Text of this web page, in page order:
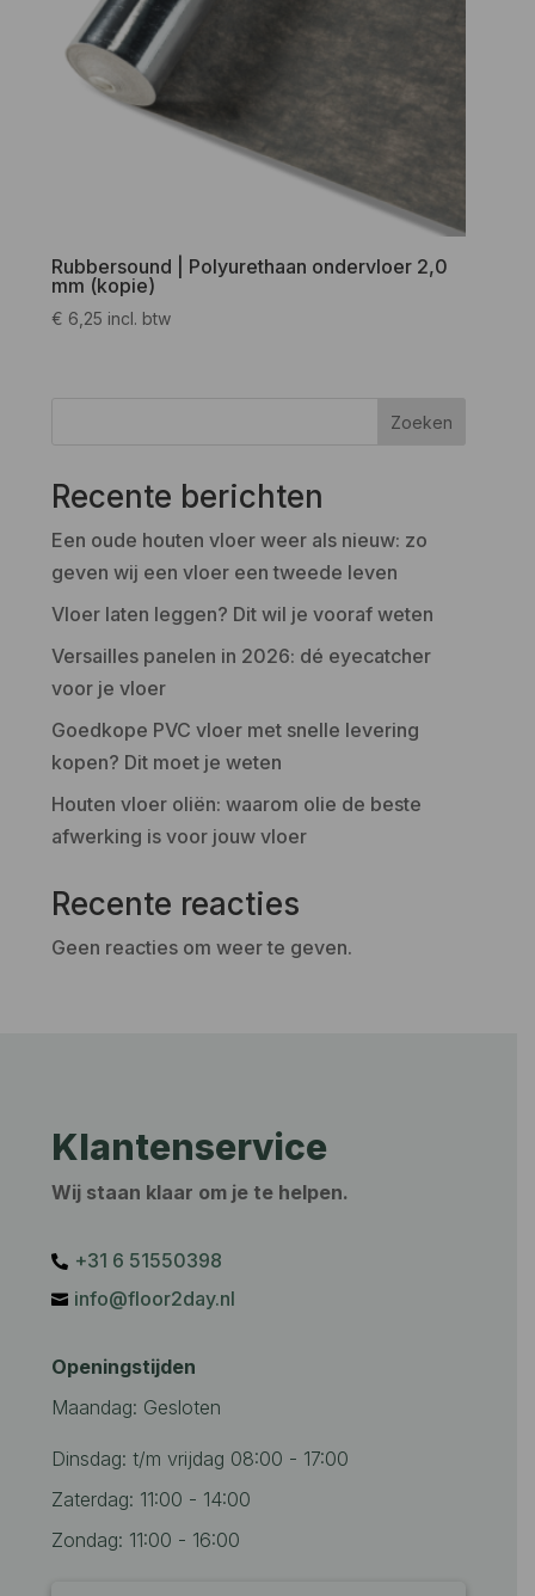
Rubbersound | Polyurethaan ondervloer 2,0
mm (kopie)
€ 6,25 incl. btw
Zoeken
Recente berichten
Een oude houten vloer weer als nieuw: zo
geven wij een vloer een tweede leven
Vloer laten leggen? Dit wil je vooraf weten
Versailles panelen in 2026: dé eyecatcher
voor je vloer
Goedkope PVC vloer met snelle levering
kopen? Dit moet je weten
Houten vloer oliën: waarom olie de beste
afwerking is voor jouw vloer
Recente reacties
Geen reacties om weer te geven.
Klantenservice
Wij staan klaar om je te helpen.
 +31 6 51550398‬
 info@floor2day.nl
Openingstijden
Maandag: Gesloten
Dinsdag: t/m vrijdag 08:00 - 17:00
Zaterdag: 11:00 - 14:00
Zondag: 11:00 - 16:00